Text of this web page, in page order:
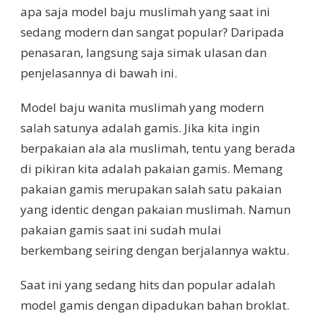
apa saja model baju muslimah yang saat ini
sedang modern dan sangat popular? Daripada
penasaran, langsung saja simak ulasan dan
penjelasannya di bawah ini.
Model baju wanita muslimah yang modern
salah satunya adalah gamis. Jika kita ingin
berpakaian ala ala muslimah, tentu yang berada
di pikiran kita adalah pakaian gamis. Memang
pakaian gamis merupakan salah satu pakaian
yang identic dengan pakaian muslimah. Namun
pakaian gamis saat ini sudah mulai
berkembang seiring dengan berjalannya waktu.
Saat ini yang sedang hits dan popular adalah
model gamis dengan dipadukan bahan broklat.